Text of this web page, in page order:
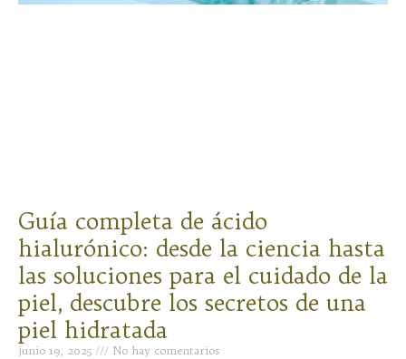
Guía completa de ácido
hialurónico: desde la ciencia hasta
las soluciones para el cuidado de la
piel, descubre los secretos de una
piel hidratada
junio 19, 2025 No hay comentarios